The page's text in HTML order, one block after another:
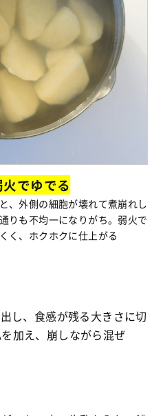
でゆでる
、外側の細胞が壊れて煮崩れし
りも不均一になりがち。弱火で
く、ホクホクに仕上がる
し、食感が残る大きさに切
加え、崩しながら混ぜ